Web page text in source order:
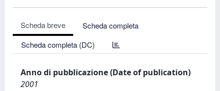
Scheda breve
Scheda completa
Scheda completa (DC)
Anno di pubblicazione (Date of publication)
2001